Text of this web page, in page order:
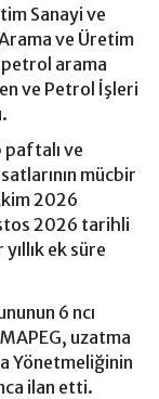
Sanayi ve
ve Üretim
arama
ve Petrol İşleri
ve
mücbir
2026
2026 tarihli
ek süre
6 ncı
uzatma
Yönetmeliğinin
ilan etti.